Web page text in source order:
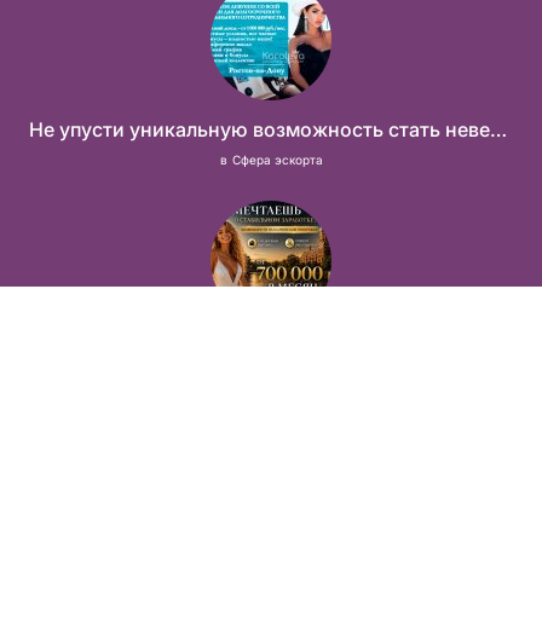
Не упусти уникальную возможность стать невероятно успешной и независимой!
в Сфера эскорта